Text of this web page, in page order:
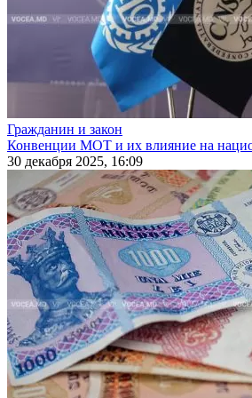
Гражданин и закон
Конвенции МОТ и их влияние на
30 декабря 2025, 16:09